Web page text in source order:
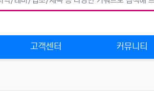
고객센터 커뮤니티